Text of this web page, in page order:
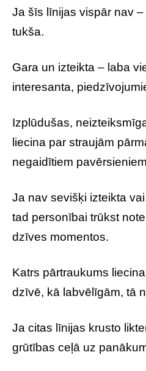
Ja šīs līnijas vispār nav
tukša.
Gara un izteikta – laba
interesanta,
Izplūdušas,
liecina par straujām
negaidītiem
Ja nav sevišķi izteikta
tad personībai trūkst
dzīves momentos.
Katrs pārtraukums
dzīvē, kā labvēlīgām, tā
Ja citas līnijas krusto
grūtības ceļā uz